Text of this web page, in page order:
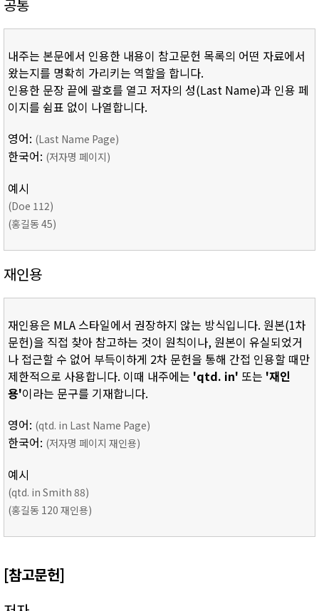
공통
내주는 본문에서 인용한 내용이 참고문헌 목록의 어떤 자료에서
왔는지를 명확히 가리키는 역할을 합니다.
인용한 문장 끝에 괄호를 열고 저자의 성(Last Name)과 인용 페
이지를 쉼표 없이 나열합니다.
영어: (Last Name Page)
한국어: (저자명 페이지)
예시
(Doe 112)
(홍길동 45)
재인용
재인용은 MLA 스타일에서 권장하지 않는 방식입니다. 원본(1차
문헌)을 직접 찾아 참고하는 것이 원칙이나, 원본이 유실되었거
나 접근할 수 없어 부득이하게 2차 문헌을 통해 간접 인용할 때만
제한적으로 사용합니다. 이때 내주에는 'qtd. in' 또는 '재인
용'이라는 문구를 기재합니다.
영어: (qtd. in Last Name Page)
한국어: (저자명 페이지 재인용)
예시
(qtd. in Smith 88)
(홍길동 120 재인용)
[참고문헌]